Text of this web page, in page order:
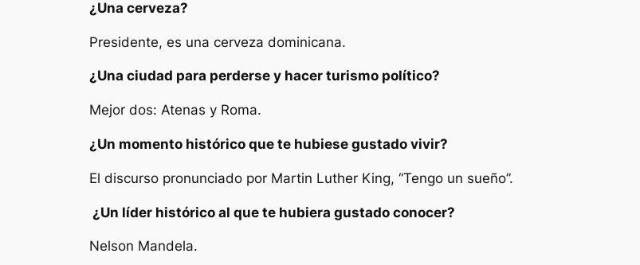
¿Una cerveza?
Presidente, es una cerveza dominicana.
¿Una ciudad para perderse y hacer turismo político?
Mejor dos: Atenas y Roma.
¿Un momento histórico que te hubiese gustado vivir?
El discurso pronunciado por Martin Luther King, “Tengo un sueño”.
¿Un líder histórico al que te hubiera gustado conocer?
Nelson Mandela.